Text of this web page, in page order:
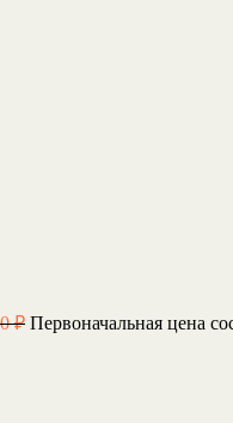
₽ Первоначальная цена